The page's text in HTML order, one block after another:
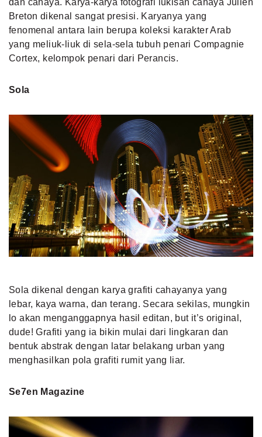
Breton dikenal sangat presisi. Karyanya yang
fenomenal antara lain berupa koleksi karakter Arab
yang meliuk-liuk di sela-sela tubuh penari Compagnie
Cortex, kelompok penari dari Perancis.
Sola
Sola dikenal dengan karya grafiti cahayanya yang
lebar, kaya warna, dan terang. Secara sekilas, mungkin
lo akan menganggapnya hasil editan, but it’s original,
dude! Grafiti yang ia bikin mulai dari lingkaran dan
bentuk abstrak dengan latar belakang urban yang
menghasilkan pola grafiti rumit yang liar.
Se7en Magazine